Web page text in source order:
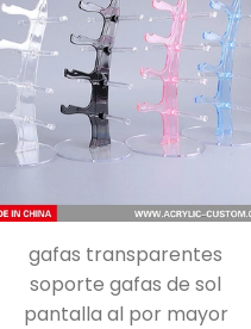
gafas transparentes
soporte gafas de sol
pantalla al por mayor